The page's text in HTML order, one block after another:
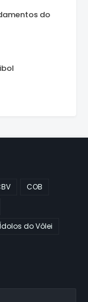
do
COB
Ídolos do Vôlei